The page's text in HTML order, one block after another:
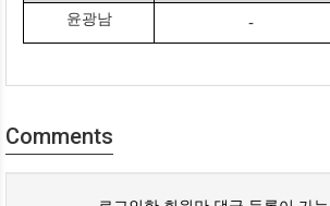
윤광남 -
Comments